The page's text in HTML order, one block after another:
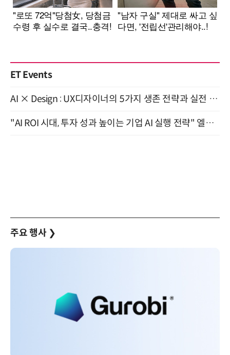
ET Events
AI × Design : UX디자이너의 5가지 생존 전략과 실전 대응 8월 28일 개최
"AI ROI 시대, 투자 성과 높이는 기업 AI 실행 전략" 엘타워 6층 (9월 18일)
주요 행사 ❯